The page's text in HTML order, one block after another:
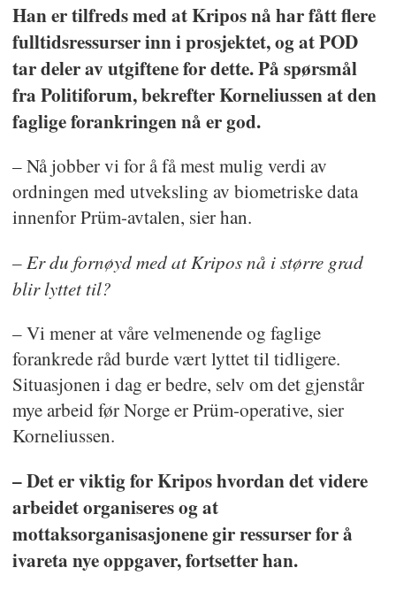
Han er tilfreds med at Kripos nå har fått flere
fulltidsressurser inn i prosjektet, og at POD
tar deler av utgiftene for dette. På spørsmål
fra Politiforum, bekrefter Korneliussen at den
faglige forankringen nå er god.
– Nå jobber vi for å få mest mulig verdi av
ordningen med utveksling av biometriske data
innenfor Prüm-avtalen, sier han.
– Er du fornøyd med at Kripos nå i større grad
blir lyttet til?
– Vi mener at våre velmenende og faglige
forankrede råd burde vært lyttet til tidligere.
Situasjonen i dag er bedre, selv om det gjenstår
mye arbeid før Norge er Prüm-operative, sier
Korneliussen.
– Det er viktig for Kripos hvordan det videre
arbeidet organiseres og at
mottaksorganisasjonene gir ressurser for å
ivareta nye oppgaver, fortsetter han.